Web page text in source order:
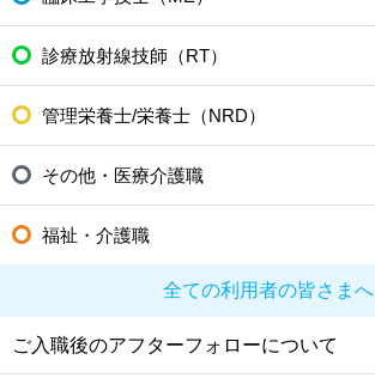
診療放射線技師（RT）
管理栄養士/栄養士（NRD）
その他・医療介護職
福祉・介護職
全ての利用者の皆さまへ
ご入職後のアフターフォローについて